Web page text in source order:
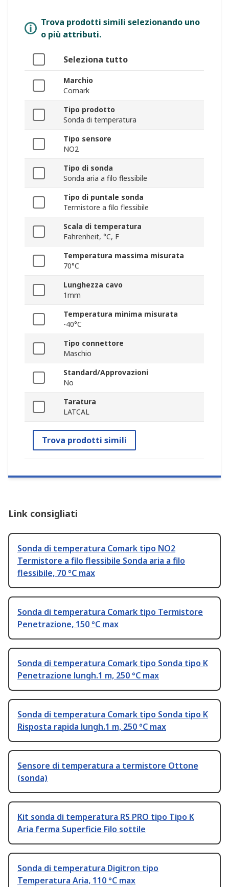
Trova prodotti simili selezionando uno
o più attributi.
Seleziona tutto
Marchio
Comark
Tipo prodotto
Sonda di temperatura
Tipo sensore
NO2
Tipo di sonda
Sonda aria a filo flessibile
Tipo di puntale sonda
Termistore a filo flessibile
Scala di temperatura
Fahrenheit, °C, F
Temperatura massima misurata
70°C
Lunghezza cavo
1mm
Temperatura minima misurata
-40°C
Tipo connettore
Maschio
Standard/Approvazioni
No
Taratura
LATCAL
Trova prodotti simili
Link consigliati
Sonda di temperatura Comark tipo NO2
Termistore a filo flessibile Sonda aria a filo
flessibile, 70 °C max
Sonda di temperatura Comark tipo Termistore
Penetrazione, 150 °C max
Sonda di temperatura Comark tipo Sonda tipo K
Penetrazione lungh.1 m, 250 °C max
Sonda di temperatura Comark tipo Sonda tipo K
Risposta rapida lungh.1 m, 250 °C max
Sensore di temperatura a termistore Ottone
(sonda)
Kit sonda di temperatura RS PRO tipo Tipo K
Aria ferma Superficie Filo sottile
Sonda di temperatura Digitron tipo
Temperatura Aria, 110 °C max